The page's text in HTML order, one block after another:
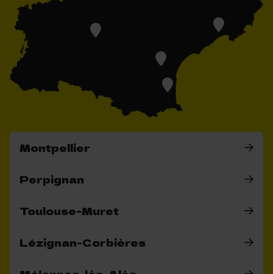
Montpellier
Perpignan
Toulouse-Muret
Lézignan-Corbières